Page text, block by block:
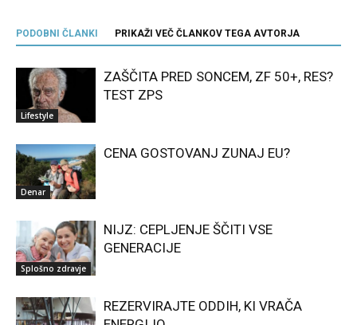
PODOBNI ČLANKI PRIKAŽI VEČ ČLANKOV TEGA AVTORJA
Lifestyle
ZAŠČITA PRED SONCEM, ZF 50+, RES?
TEST ZPS
Denar
CENA GOSTOVANJ ZUNAJ EU?
Splošno zdravje
NIJZ: CEPLJENJE ŠČITI VSE
GENERACIJE
REZERVIRAJTE ODDIH, KI VRAČA